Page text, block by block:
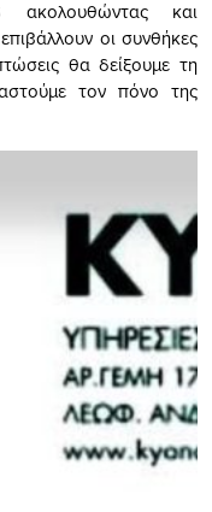
και
οι συνθήκες
θα δείξουμε τη
τον πόνο της